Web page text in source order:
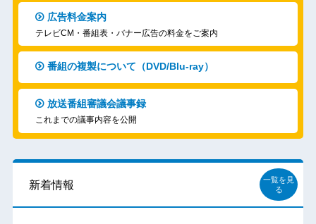
広告料金案内
テレビCM・番組表・バナー広告の料金をご案内
番組の複製について（DVD/Blu-ray）
放送番組審議会議事録
これまでの議事内容を公開
新着情報
一覧を見
る